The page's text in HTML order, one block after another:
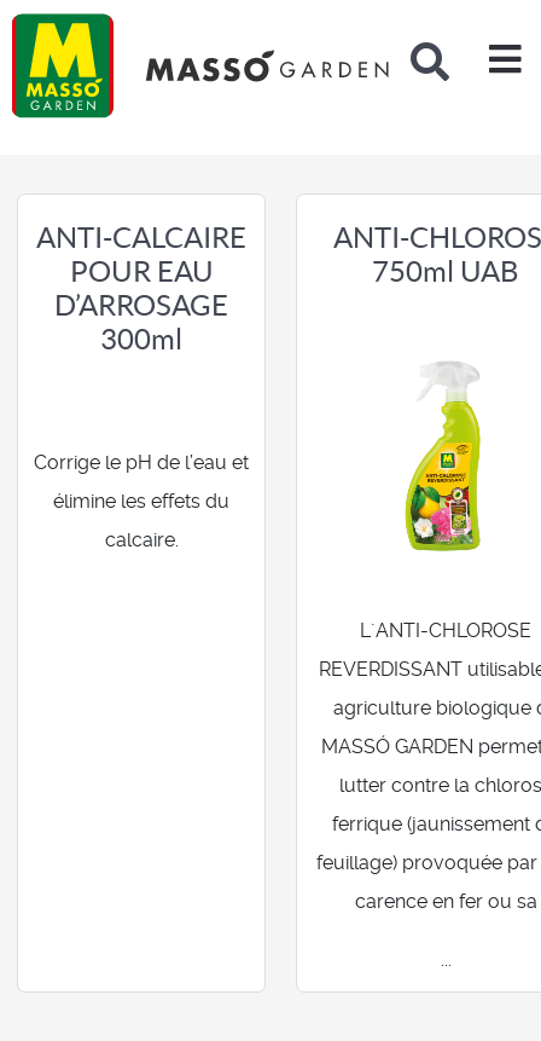
Rechercher
ANTI-CALCAIRE
POUR EAU
D’ARROSAGE
300ml
Corrige le pH de l’eau et
élimine les effets du
calcaire.
ANTI-
750ml UAB
L´ANTI-CHLOROSE
REVERDISSANT
agriculture biologique
MASSÓ GARDEN
lutter contre la
ferrique (jaunissement
feuillage) provoquée par
carence en fer ou sa
...